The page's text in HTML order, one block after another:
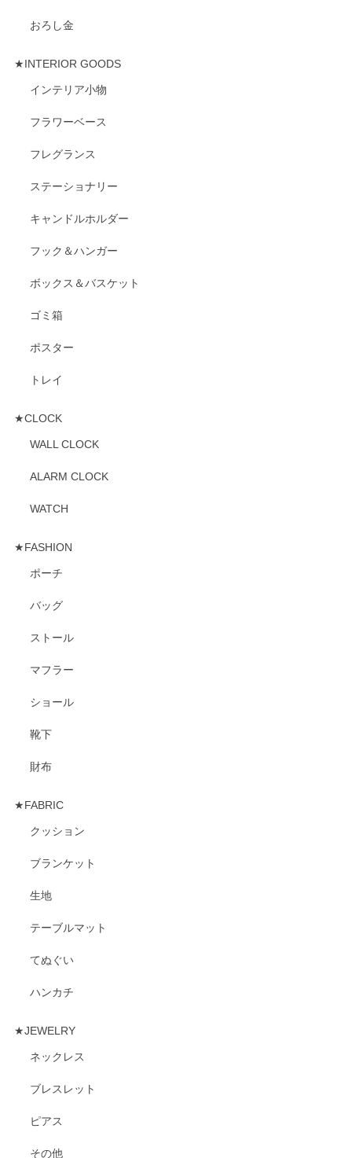
おろし金
★INTERIOR GOODS
インテリア小物
フラワーベース
フレグランス
ステーショナリー
キャンドルホルダー
フック＆ハンガー
ボックス＆バスケット
ゴミ箱
ポスター
トレイ
★CLOCK
WALL CLOCK
ALARM CLOCK
WATCH
★FASHION
ポーチ
バッグ
ストール
マフラー
ショール
靴下
財布
★FABRIC
クッション
ブランケット
生地
テーブルマット
てぬぐい
ハンカチ
★JEWELRY
ネックレス
ブレスレット
ピアス
その他